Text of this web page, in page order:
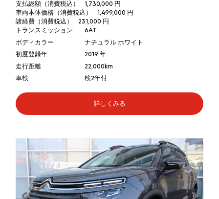
支払総額（消費税込）
1,730,000 円
車両本体価格（消費税込）
1,499,000 円
諸経費（消費税込）
231,000 円
トランスミッション
6AT
ボディカラー
ナチュラル ホワイト
初度登録年
2019 年
走行距離
22,000km
車検
検2年付
詳しくみる